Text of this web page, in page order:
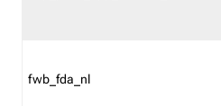
fwb_fda_nl